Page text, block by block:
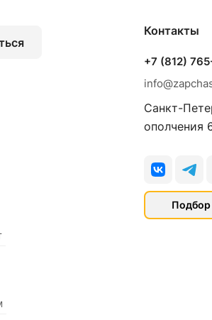
Контакты
+7 (812)
Санкт-
ополчения
Подбор